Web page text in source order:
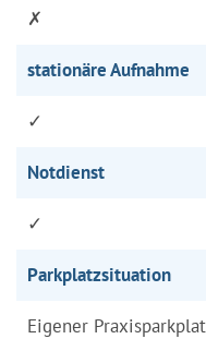
✗
stationäre Aufnahme
✓
Notdienst
✓
Parkplatzsituation
Eigener